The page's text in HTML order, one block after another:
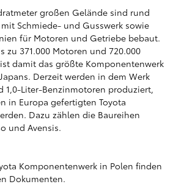
großen Gelände sind rund
Schmiede- und Gusswerk sowie
für Motoren und Getriebe bebaut.
zu 371.000 Motoren und 720.000
damit das größte Komponentenwerk
Derzeit werden in dem Werk
1,0-Liter-Benzinmotoren produziert,
in Europa gefertigten Toyota
Dazu zählen die Baureihen
und Avensis.
Komponentenwerk in Polen finden
Dokumenten.